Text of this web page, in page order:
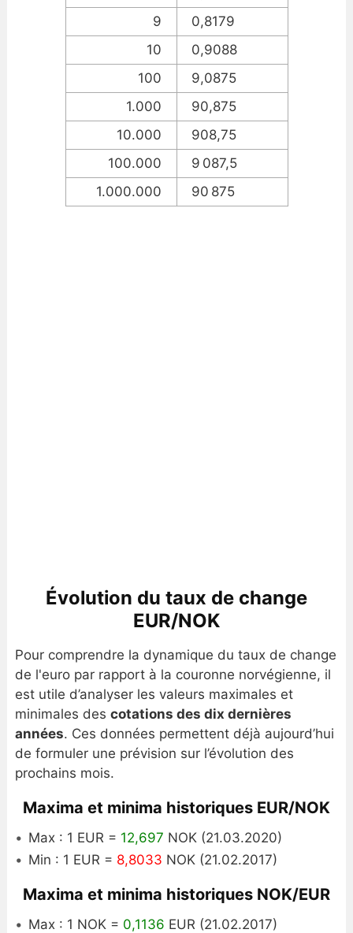
9
0,8179
10
0,9088
100
9,0875
1.000
90,875
10.000
908,75
100.000
9 087,5
1.000.000
90 875
Évolution du taux de change
EUR/NOK
Pour comprendre la dynamique du taux de change
de l'euro par rapport à la couronne norvégienne, il
est utile d’analyser les valeurs maximales et
minimales des cotations des dix dernières
années. Ces données permettent déjà aujourd’hui
de formuler une prévision sur l’évolution des
prochains mois.
Maxima et minima historiques EUR/NOK
Max : 1 EUR = 12,697 NOK (21.03.2020)
Min : 1 EUR = 8,8033 NOK (21.02.2017)
Maxima et minima historiques NOK/EUR
Max : 1 NOK = 0,1136 EUR (21.02.2017)